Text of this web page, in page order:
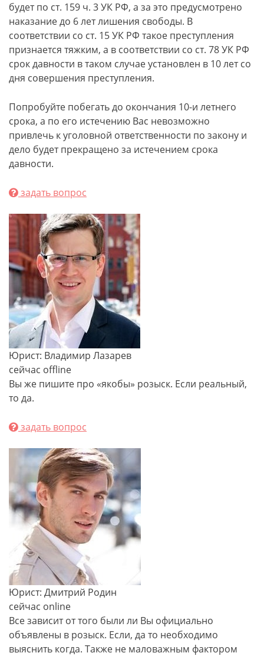
будет по ст. 159 ч. 3 УК РФ, а за это предусмотрено
наказание до 6 лет лишения свободы. В
соответствии со ст. 15 УК РФ такое преступления
признается тяжким, а в соответствии со ст. 78 УК РФ
срок давности в таком случае установлен в 10 лет со
дня совершения преступления.
Попробуйте побегать до окончания 10-и летнего
срока, а по его истечению Вас невозможно
привлечь к уголовной ответственности по закону и
дело будет прекращено за истечением срока
давности.
задать вопрос
Юрист: Владимир Лазарев
сейчас offline
Вы же пишите про «якобы» розыск. Если реальный,
то да.
задать вопрос
Юрист: Дмитрий Родин
сейчас online
Все зависит от того были ли Вы официально
объявлены в розыск. Если, да то необходимо
выяснить когда. Также не маловажным фактором